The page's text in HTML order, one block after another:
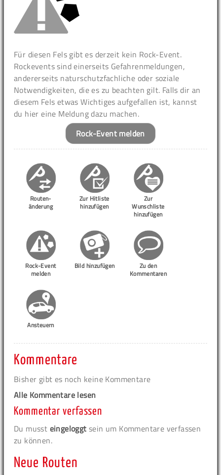
Für diesen Fels gibt es derzeit kein Rock-Event.
Rockevents sind einerseits Gefahrenmeldungen,
andererseits naturschutzfachliche oder soziale
Notwendigkeiten, die es zu beachten gilt. Falls dir an
diesem Fels etwas Wichtiges aufgefallen ist, kannst
du hier eine Meldung dazu machen.
Rock-Event melden
Routen-
änderung
Zur Hitliste
hinzufügen
Zur
Wunschliste
hinzufügen
Rock-Event
melden
Bild hinzufügen
Zu den
Kommentaren
Ansteuern
Kommentare
Bisher gibt es noch keine Kommentare
Alle Kommentare lesen
Kommentar verfassen
Du musst eingeloggt sein um Kommentare verfassen
zu können.
Neue Routen